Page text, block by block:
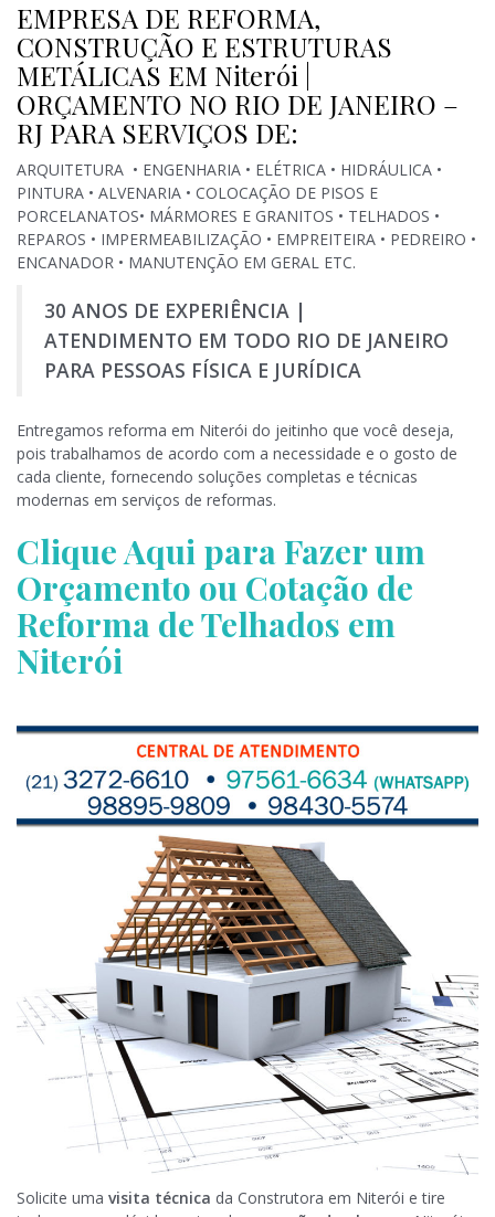
EMPRESA DE REFORMA,
CONSTRUÇÃO E ESTRUTURAS
METÁLICAS EM Niterói |
ORÇAMENTO NO RIO DE JANEIRO –
RJ PARA SERVIÇOS DE:
ARQUITETURA • ENGENHARIA • ELÉTRICA • HIDRÁULICA •
PINTURA • ALVENARIA • COLOCAÇÃO DE PISOS E
PORCELANATOS• MÁRMORES E GRANITOS • TELHADOS •
REPAROS • IMPERMEABILIZAÇÃO • EMPREITEIRA • PEDREIRO •
ENCANADOR • MANUTENÇÃO EM GERAL ETC.
30 ANOS DE EXPERIÊNCIA |
ATENDIMENTO EM TODO RIO DE JANEIRO
PARA PESSOAS FÍSICA E JURÍDICA
Entregamos reforma em Niterói do jeitinho que você deseja,
pois trabalhamos de acordo com a necessidade e o gosto de
cada cliente, fornecendo soluções completas e técnicas
modernas em serviços de reformas.
Clique Aqui para Fazer um
Orçamento ou Cotação de
Reforma de Telhados em
Niterói
Solicite uma visita técnica da Construtora em Niterói e tire